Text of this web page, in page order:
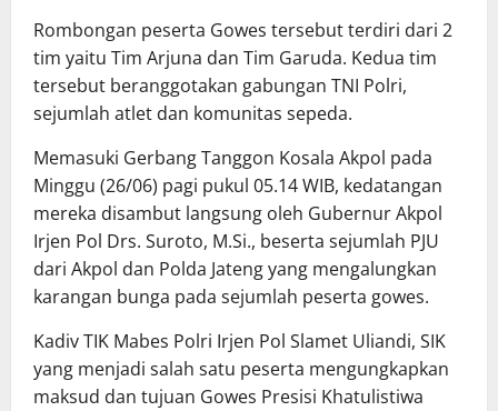
Rombongan peserta Gowes tersebut terdiri dari 2
tim yaitu Tim Arjuna dan Tim Garuda. Kedua tim
tersebut beranggotakan gabungan TNI Polri,
sejumlah atlet dan komunitas sepeda.
Memasuki Gerbang Tanggon Kosala Akpol pada
Minggu (26/06) pagi pukul 05.14 WIB, kedatangan
mereka disambut langsung oleh Gubernur Akpol
Irjen Pol Drs. Suroto, M.Si., beserta sejumlah PJU
dari Akpol dan Polda Jateng yang mengalungkan
karangan bunga pada sejumlah peserta gowes.
Kadiv TIK Mabes Polri Irjen Pol Slamet Uliandi, SIK
yang menjadi salah satu peserta mengungkapkan
maksud dan tujuan Gowes Presisi Khatulistiwa